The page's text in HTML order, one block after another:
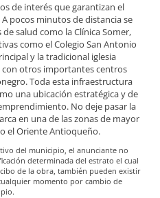
de interés que garantizan el
pocos minutos de distancia se
salud como la Clínica Somer,
como el Colegio San Antonio
y la tradicional iglesia
otros importantes centros
Toda esta infraestructura
una ubicación estratégica y de
No deje pasar la
en una de las zonas de mayor
el Oriente Antioqueño.
del municipio, el anunciante no
determinada del estrato el cual
de la obra, también pueden existir
momento por cambio de